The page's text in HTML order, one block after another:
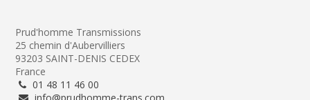
Prud'homme Transmissions
25 chemin d'Aubervilliers
93203 SAINT-DENIS CEDEX
France
01 48 11 46 00